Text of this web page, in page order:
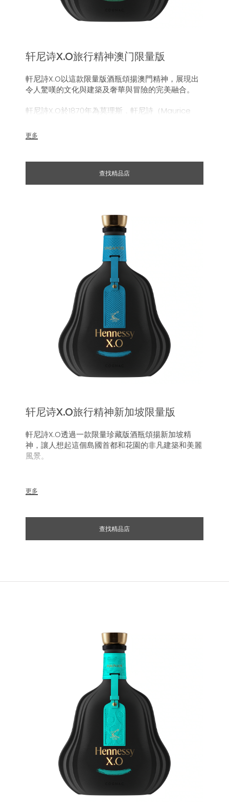
轩尼诗X.O旅行精神澳门限量版
軒尼詩X.O以這款限量版酒瓶頌揚澳門精神，展現出
令人驚嘆的文化與建築及奢華與冒險的完美融合。
軒尼詩X.O於1870年為莫理斯．軒尼詩（Maurice
版酒瓶向澳門精神致敬。特別設計的插圖與瓶內干邑
一樣大膽時尚，向這座葡萄牙與中國文化融合、憑著
敬。作品隨附一個值得珍藏的行李牌，讓您永遠銘記
這個畢生難忘的精彩旅程。
更多
查找精品店
轩尼诗X.O旅行精神新加坡限量版
軒尼詩X.O透過一款限量珍藏版酒瓶頌揚新加坡精
神，讓人想起這個島國首都和花園的非凡建築和美麗
風景。
Hennessy）及其親朋好友而創造，今天以限量珍藏
版酒瓶向新加坡精神致敬。特別設計的插圖與瓶內的
線的水中倒影以及其翠綠繁茂的花園之美。作品隨附
一個值得珍藏的行李牌，讓您永遠銘記這個令人嚮往
的城市。
更多
查找精品店